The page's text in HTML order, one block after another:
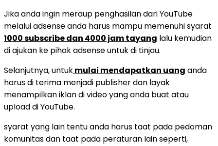
Jika anda ingin meraup penghasilan dari YouTube
melalui adsense anda harus mampu memenuhi syarat
1000 subscribe dan 4000 jam tayang lalu kemudian
di ajukan ke pihak adsense untuk di tinjau.
Selanjutnya, untukmulai mendapatkan uang anda
harus di terima menjadi publisher dan layak
menampilkan iklan di video yang anda buat atau
upload di YouTube.
syarat yang lain tentu anda harus taat pada pedoman
komunitas dan taat pada peraturan lain seperti,